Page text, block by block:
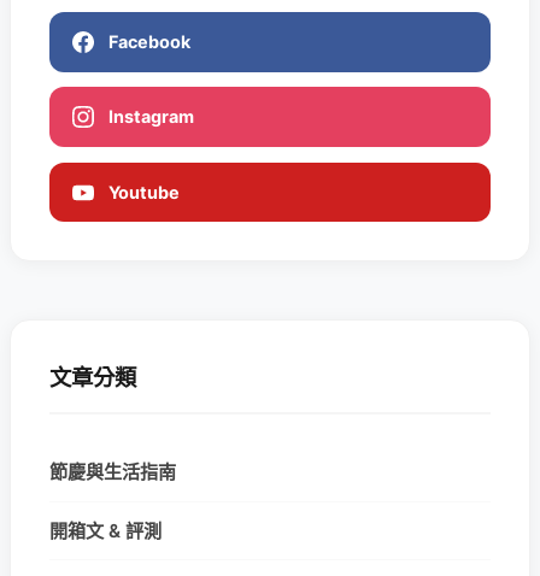
Facebook
Instagram
Youtube
文章分類
節慶與生活指南
開箱文 & 評測